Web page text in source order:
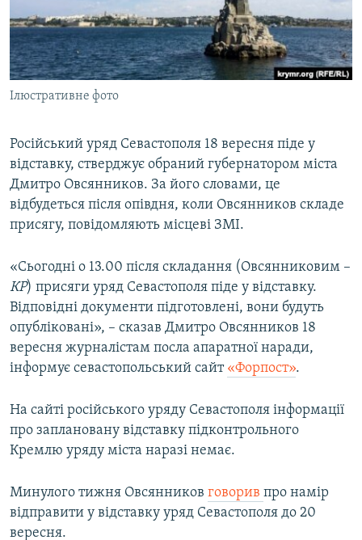
ВІДЕОУРОКИ «ELIFBE»
СВІДЧЕННЯ ОКУПАЦІЇ
УКРАЇНСЬКА ПРОБЛЕМА КРИМУ
ІНФОГРАФІКА
Русский
Qırımtatar
ДОЛУЧАЙСЯ!
Усі сайти RFE/RL
Ілюстративне фото
Російський уряд Севастополя 18 вересня піде у
відставку, стверджує обраний губернатором міста
Дмитро Овсянников. За його словами, це
відбудеться після опівдня, коли Овсянников складе
присягу, повідомляють місцеві ЗМІ.
«Сьогодні о 13.00 після складання (Овсянниковим –
КР) присяги уряд Севастополя піде у відставку.
Відповідні документи підготовлені, вони будуть
опубліковані», – сказав Дмитро Овсянников 18
вересня журналістам посла апаратної наради,
інформує севастопольський сайт «Форпост».
На сайті російського уряду Севастополя інформації
про заплановану відставку підконтрольного
Кремлю уряду міста наразі немає.
Минулого тижня Овсянников говорив про намір
відправити у відставку уряд Севастополя до 20
вересня.